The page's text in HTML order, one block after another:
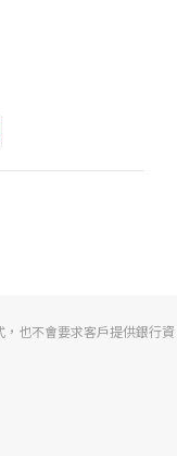
也不會要求客戶提供銀行資